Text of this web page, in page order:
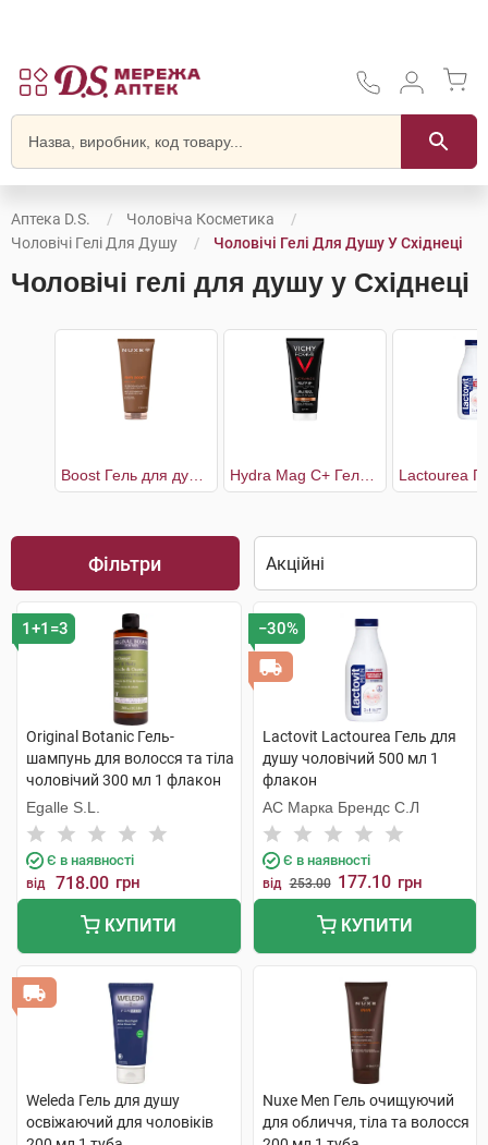
Аптека D.S.
Чоловіча Косметика
Чоловічі Гелі Для Душу
Чоловічі Гелі Для Душу У Східнеці
Чоловічі гелі для душу у Східнеці
Фільтри
1+1=3
Original Botanic Гель-
шампунь для волосся та тіла
чоловічий 300 мл 1 флакон
Egalle S.L.
Є в наявності
від 718.00 грн
КУПИТИ
−30%
Lactovit Lactourea Гель для
душу чоловічий 500 мл 1
флакон
АС Марка Брендс С.Л
Є в наявності
від 253.00 177.10 грн
КУПИТИ
Weleda Гель для душу
освіжаючий для чоловіків
Nuxe Men Гель очищуючий
для обличчя, тіла та волосся